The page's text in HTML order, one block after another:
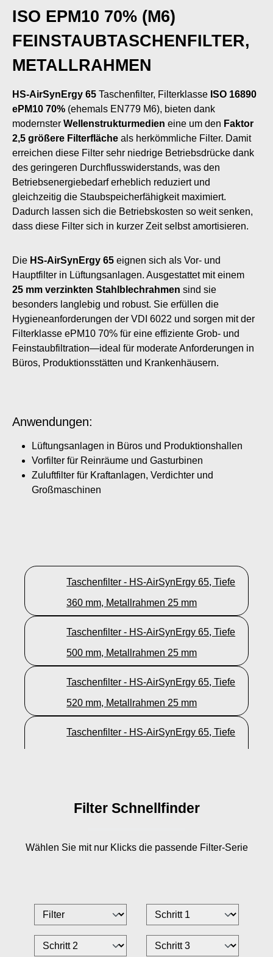
ISO EPM10 70% (M6)
FEINSTAUBTASCHENFILTER,
METALLRAHMEN
HS-AirSynErgy 65 Taschenfilter, Filterklasse ISO 16890
ePM10 70% (ehemals EN779 M6), bieten dank
modernster Wellenstrukturmedien eine um den Faktor
2,5 größere Filterfläche als herkömmliche Filter. Damit
erreichen diese Filter sehr niedrige Betriebsdrücke dank
des geringeren Durchflusswiderstands, was den
Betriebsenergiebedarf erheblich reduziert und
gleichzeitig die Staubspeicherfähigkeit maximiert.
Dadurch lassen sich die Betriebskosten so weit senken,
dass diese Filter sich in kurzer Zeit selbst amortisieren.
Die HS-AirSynErgy 65 eignen sich als Vor- und
Hauptfilter in Lüftungsanlagen. Ausgestattet mit einem
25 mm verzinkten Stahlblechrahmen sind sie
besonders langlebig und robust. Sie erfüllen die
Hygieneanforderungen der VDI 6022 und sorgen mit der
Filterklasse ePM10 70% für eine effiziente Grob- und
Feinstaubfiltration—ideal für moderate Anforderungen in
Büros, Produktionsstätten und Krankenhäusern.
Anwendungen:
Lüftungsanlagen in Büros und Produktionshallen
Vorfilter für Reinräume und Gasturbinen
Zuluftfilter für Kraftanlagen, Verdichter und
Großmaschinen
Taschenfilter - HS-AirSynErgy 65, Tiefe
360 mm, Metallrahmen 25 mm
Taschenfilter - HS-AirSynErgy 65, Tiefe
500 mm, Metallrahmen 25 mm
Taschenfilter - HS-AirSynErgy 65, Tiefe
520 mm, Metallrahmen 25 mm
Taschenfilter - HS-AirSynErgy 65, Tiefe
Filter Schnellfinder
Wählen Sie mit nur Klicks die passende Filter-Serie